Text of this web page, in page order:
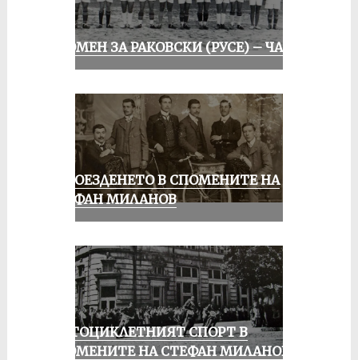
СПОМЕН ЗА РАКОВСКИ (РУСЕ) – ЧАСТ I
КОЛОЕЗДЕНЕТО В СПОМЕНИТЕ НА
СТЕФАН МИЛАНОВ
МОТОЦИКЛЕТНИЯТ СПОРТ В
СПОМЕНИТЕ НА СТЕФАН МИЛАНОВ